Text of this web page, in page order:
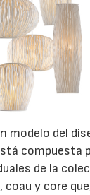
modelo del
compuesta
de la
coau y core